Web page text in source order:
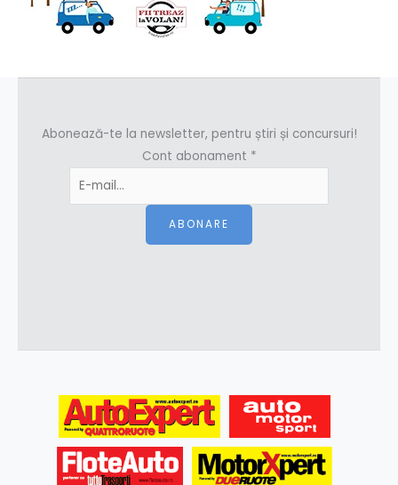
Abonează-te la newsletter, pentru știri și concursuri!
Cont abonament *
ABONARE